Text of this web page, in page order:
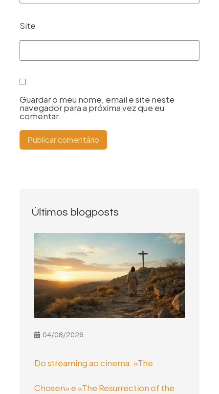
Site
Guardar o meu nome, email e site neste
navegador para a próxima vez que eu
comentar.
Últimos blogposts
04/08/2026
Do streaming ao cinema: «The
Chosen» e «The Resurrection of the